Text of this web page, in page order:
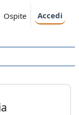
Ospite Accedi